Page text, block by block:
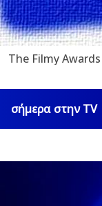
The Filmy Awards
σήμερα στην TV